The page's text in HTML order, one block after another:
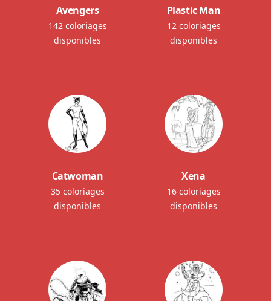
Avengers
142 coloriages
disponibles
Plastic Man
12 coloriages
disponibles
Catwoman
35 coloriages
disponibles
Xena
16 coloriages
disponibles